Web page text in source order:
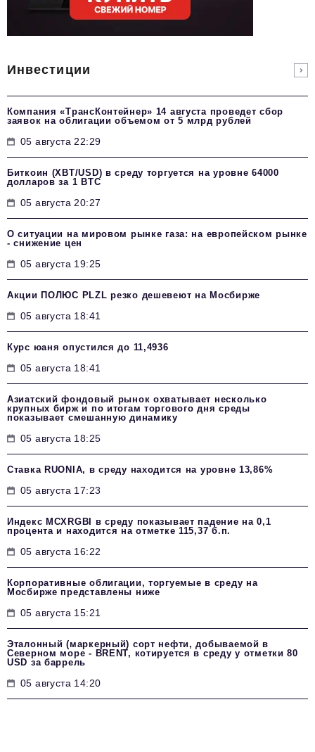
Инвестиции
Компания «ТрансКонтейнер» 14 августа проведет сбор
заявок на облигации объемом от 5 млрд рублей
05 августа 22:29
Биткоин (XBT/USD) в среду торгуется на уровне 64000
долларов за 1 BTC
05 августа 20:27
О ситуации на мировом рынке газа: на европейском рынке
- снижение цен
05 августа 19:25
Акции ПОЛЮС PLZL резко дешевеют на Мосбирже
05 августа 18:41
Курс юаня опустился до 11,4936
05 августа 18:41
Азиатский фондовый рынок охватывает несколько
крупных бирж и по итогам торгового дня среды
показывает смешанную динамику
05 августа 18:25
Ставка RUONIA, в среду находится на уровне 13,86%
05 августа 17:23
Индекс MCXRGBI в среду показывает падение на 0,1
процента и находится на отметке 115,37 б.п.
05 августа 16:22
Корпоративные облигации, торгуемые в среду на
Мосбирже представлены ниже
05 августа 15:21
Эталонный (маркерный) сорт нефти, добываемой в
Северном море - BRENT, котируется в среду у отметки 80
USD за баррель
05 августа 14:20